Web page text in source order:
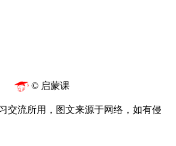
© 启蒙课
交流所用，图文来源于网络，如有侵